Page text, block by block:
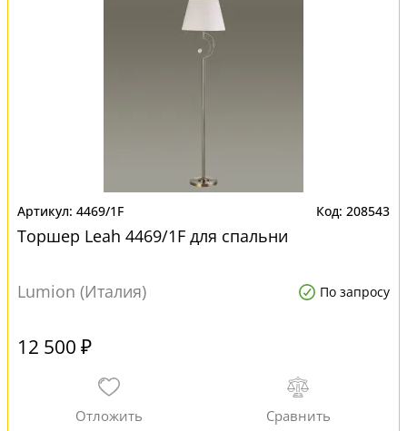
4469/1F 208543
Торшер Leah 4469/1F для спальни
Lumion (Италия) По запросу
12 500 ₽